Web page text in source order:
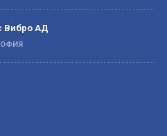
Вибро АД